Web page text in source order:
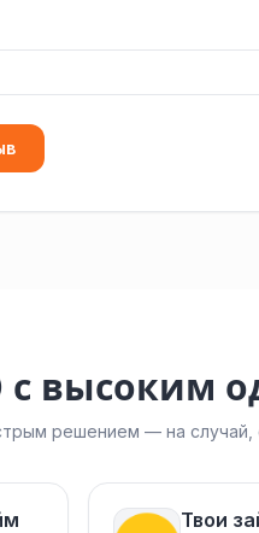
высоким
решением — на случай,
Твои